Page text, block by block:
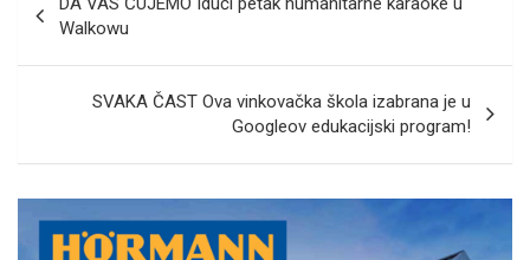
objava
Walkowu
SVAKA ČAST Ova vinkovačka škola izabrana je u
Googleov edukacijski program!
A